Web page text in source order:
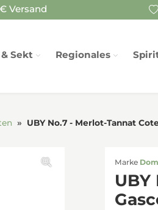
Versand
Sekt Regionales
UBY No.7 - Merlot-Tannat
Marke
UBY